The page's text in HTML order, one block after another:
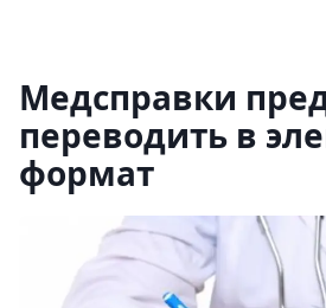
Медсправки
переводить в
формат